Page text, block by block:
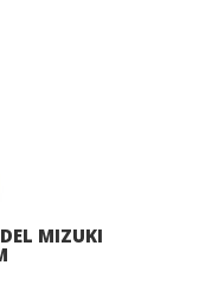
MIZUKI